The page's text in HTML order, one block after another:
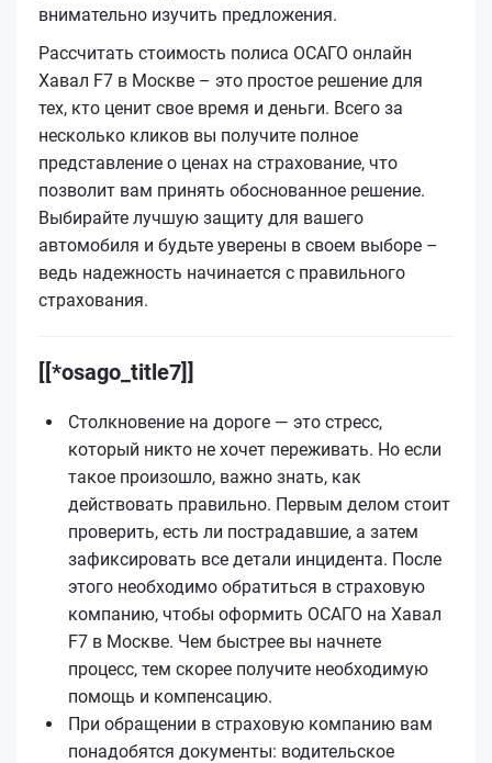
внимательно изучить предложения.
Рассчитать стоимость полиса ОСАГО онлайн
Хавал F7 в Москве – это простое решение для
тех, кто ценит свое время и деньги. Всего за
несколько кликов вы получите полное
представление о ценах на страхование, что
позволит вам принять обоснованное решение.
Выбирайте лучшую защиту для вашего
автомобиля и будьте уверены в своем выборе –
ведь надежность начинается с правильного
страхования.
[[*osago_title7]]
Столкновение на дороге — это стресс,
который никто не хочет переживать. Но если
такое произошло, важно знать, как
действовать правильно. Первым делом стоит
проверить, есть ли пострадавшие, а затем
зафиксировать все детали инцидента. После
этого необходимо обратиться в страховую
компанию, чтобы оформить ОСАГО на Хавал
F7 в Москве. Чем быстрее вы начнете
процесс, тем скорее получите необходимую
помощь и компенсацию.
При обращении в страховую компанию вам
понадобятся документы: водительское